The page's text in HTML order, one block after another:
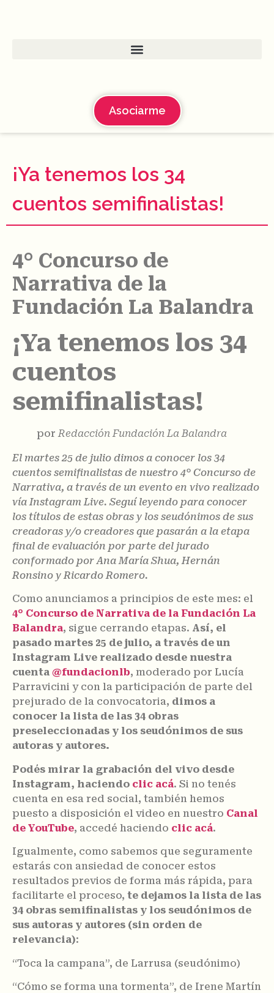
Asociarme
¡Ya tenemos los 34
cuentos semifinalistas!
4° Concurso de
Narrativa de la
Fundación La Balandra
¡Ya tenemos los 34
cuentos
semifinalistas!
porRedacción Fundación La Balandra
El martes 25 de julio dimos a conocer los 34
cuentos semifinalistas de nuestro 4° Concurso de
Narrativa, a través de un evento en vivo realizado
vía Instagram Live. Seguí leyendo para conocer
los títulos de estas obras y los seudónimos de sus
creadoras y/o creadores que pasarán a la etapa
final de evaluación por parte del jurado
conformado por Ana María Shua, Hernán
Ronsino y Ricardo Romero.
Como anunciamos a principios de este mes: el
4° Concurso de Narrativa de la Fundación La
Balandra, sigue cerrando etapas. Así, el
pasado martes 25 de julio, a través de un
Instagram Live realizado desde nuestra
cuenta @fundacionlb, moderado por Lucía
Parravicini y con la participación de parte del
prejurado de la convocatoria, dimos a
conocer la lista de las 34 obras
preseleccionadas y los seudónimos de sus
autoras y autores.
Podés mirar la grabación del vivo desde
Instagram, haciendo clic acá. Si no tenés
cuenta en esa red social, también hemos
puesto a disposición el video en nuestro Canal
de YouTube, accedé haciendo clic acá.
Igualmente, como sabemos que seguramente
estarás con ansiedad de conocer estos
resultados previos de forma más rápida, para
facilitarte el proceso, te dejamos la lista de las
34 obras semifinalistas y los seudónimos de
sus autoras y autores (sin orden de
relevancia):
“Toca la campana”, de Larrusa (seudónimo)
“Cómo se forma una tormenta”, de Irene Martín